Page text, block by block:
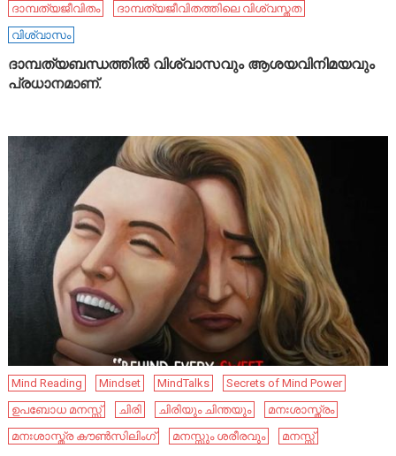
ദാമ്പത്യജീവിതം
ദാമ്പത്യജീവിതത്തിലെ വിശ്വസ്തത
വിശ്വാസം
ദാമ്പത്യബന്ധത്തിൽ വിശ്വാസവും ആശയവിനിമയവും
പ്രധാനമാണ്.
Mind Reading Mindset MindTalks
Secrets of Mind Power
ഉപബോധ മനസ്സ്
ചിരി ചിരിയും ചിന്തയും
മനഃശാസ്ത്രം
മനഃശാസ്ത്ര കൗൺസിലിംഗ്
മനസ്സും ശരീരവും മനസ്സ്